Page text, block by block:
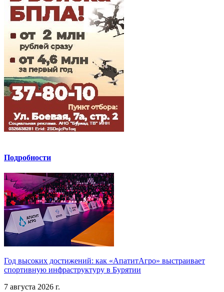
Подробности
Год высоких достижений: как «АпатитАгро» выстраивает
спортивную инфраструктуру в Бурятии
7 августа 2026 г.